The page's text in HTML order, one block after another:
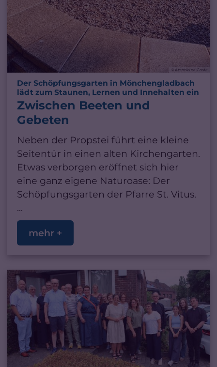
© Antonio da Costa
Der Schöpfungsgarten in Mönchengladbach
lädt zum Staunen, Lernen und Innehalten ein
Zwischen Beeten und
Gebeten
Neben der Propstei führt eine kleine
Seitentür in einen alten Kirchengarten.
Etwas verborgen eröffnet sich hier
eine ganz eigene Naturoase: Der
Schöpfungsgarten der Pfarre St. Vitus.
...
mehr +